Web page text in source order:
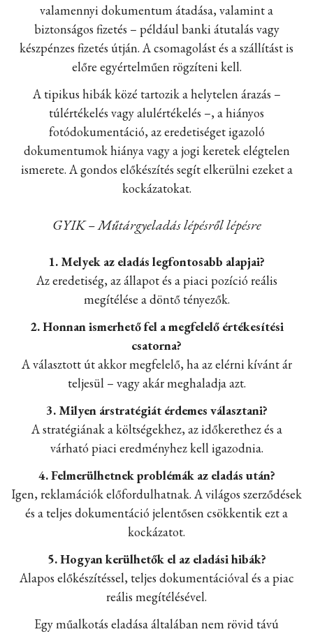
valamennyi dokumentum átadása, valamint a
biztonságos fizetés – például banki átutalás vagy
készpénzes fizetés útján. A csomagolást és a szállítást is
előre egyértelműen rögzíteni kell.
A tipikus hibák közé tartozik a helytelen árazás –
túlértékelés vagy alulértékelés –, a hiányos
fotódokumentáció, az eredetiséget igazoló
dokumentumok hiánya vagy a jogi keretek elégtelen
ismerete. A gondos előkészítés segít elkerülni ezeket a
kockázatokat.
GYIK – Műtárgyeladás lépésről lépésre
1. Melyek az eladás legfontosabb alapjai?
Az eredetiség, az állapot és a piaci pozíció reális
megítélése a döntő tényezők.
2. Honnan ismerhető fel a megfelelő értékesítési
csatorna?
A választott út akkor megfelelő, ha az elérni kívánt ár
teljesül – vagy akár meghaladja azt.
3. Milyen árstratégiát érdemes választani?
A stratégiának a költségekhez, az időkerethez és a
várható piaci eredményhez kell igazodnia.
4. Felmerülhetnek problémák az eladás után?
Igen, reklamációk előfordulhatnak. A világos szerződések
és a teljes dokumentáció jelentősen csökkentik ezt a
kockázatot.
5. Hogyan kerülhetők el az eladási hibák?
Alapos előkészítéssel, teljes dokumentációval és a piac
reális megítélésével.
Egy műalkotás eladása általában nem rövid távú